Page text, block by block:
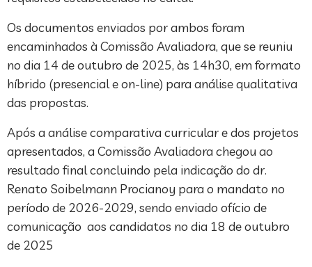
Os documentos enviados por ambos foram
encaminhados à Comissão Avaliadora, que se reuniu
no dia 14 de outubro de 2025, às 14h30, em formato
híbrido (presencial e on-line) para análise qualitativa
das propostas.
Após a análise comparativa curricular e dos projetos
apresentados, a Comissão Avaliadora chegou ao
resultado final concluindo pela indicação do dr.
Renato Soibelmann Procianoy para o mandato no
período de 2026-2029, sendo enviado ofício de
comunicação aos candidatos no dia 18 de outubro
de 2025